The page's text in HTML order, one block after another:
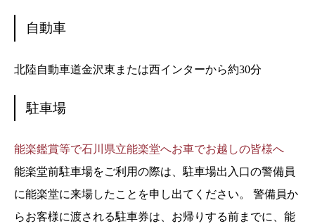
自動車
北陸自動車道金沢東または西インターから約30分
駐車場
能楽鑑賞等で石川県立能楽堂へお車でお越しの皆様へ
能楽堂前駐車場をご利用の際は、駐車場出入口の警備員
に能楽堂に来場したことを申し出てください。 警備員か
らお客様に渡される駐車券は、お帰りする前までに、能